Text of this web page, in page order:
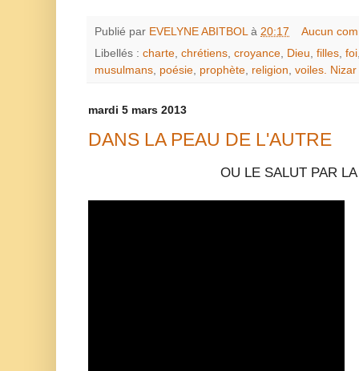
Publié par EVELYNE ABITBOL à 20:17
Aucun
Libellés : charte chrétiens croyance Dieu filles foi
musulmans poésie prophète religion voiles. Nizar
mardi 5 mars 2013
DANS LA PEAU DE L'AUTRE
OU LE SALUT PAR